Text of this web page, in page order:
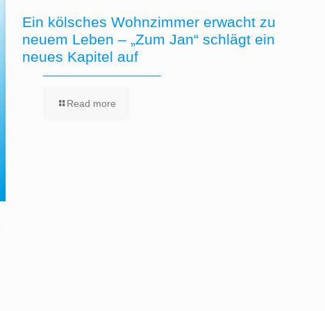
Ein kölsches Wohnzimmer erwacht zu
neuem Leben – „Zum Jan“ schlägt ein
neues Kapitel auf
Read more